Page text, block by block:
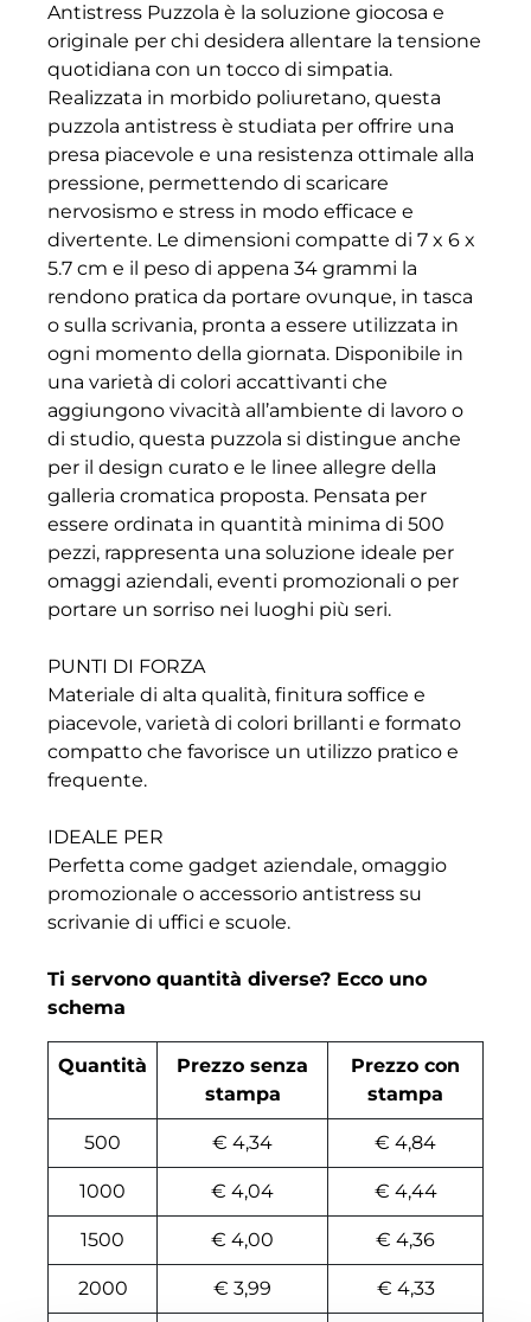
Antistress Puzzola è la soluzione giocosa e
originale per chi desidera allentare la tensione
quotidiana con un tocco di simpatia.
Realizzata in morbido poliuretano, questa
puzzola antistress è studiata per offrire una
presa piacevole e una resistenza ottimale alla
pressione, permettendo di scaricare
nervosismo e stress in modo efficace e
divertente. Le dimensioni compatte di 7 x 6 x
5.7 cm e il peso di appena 34 grammi la
rendono pratica da portare ovunque, in tasca
o sulla scrivania, pronta a essere utilizzata in
ogni momento della giornata. Disponibile in
una varietà di colori accattivanti che
aggiungono vivacità all’ambiente di lavoro o
di studio, questa puzzola si distingue anche
per il design curato e le linee allegre della
galleria cromatica proposta. Pensata per
essere ordinata in quantità minima di 500
pezzi, rappresenta una soluzione ideale per
omaggi aziendali, eventi promozionali o per
portare un sorriso nei luoghi più seri.
PUNTI DI FORZA
Materiale di alta qualità, finitura soffice e
piacevole, varietà di colori brillanti e formato
compatto che favorisce un utilizzo pratico e
frequente.
IDEALE PER
Perfetta come gadget aziendale, omaggio
promozionale o accessorio antistress su
scrivanie di uffici e scuole.
Ti servono quantità diverse? Ecco uno
schema
Quantità
Prezzo senza
stampa
Prezzo con
stampa
500 € 4,34 € 4,84
1000 € 4,04 € 4,44
1500 € 4,00 € 4,36
2000 € 3,99 € 4,33